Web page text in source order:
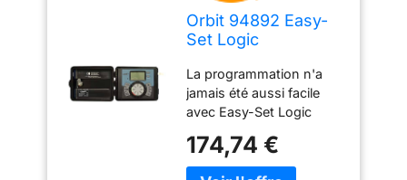
Orbit 94892 Easy-
Set Logic
Stations d'arrosage
La programmation n'a
jamais été aussi facile
avec Easy-Set Logic
12 heures de démarrage
pour une flexibilité dans
174,74 €